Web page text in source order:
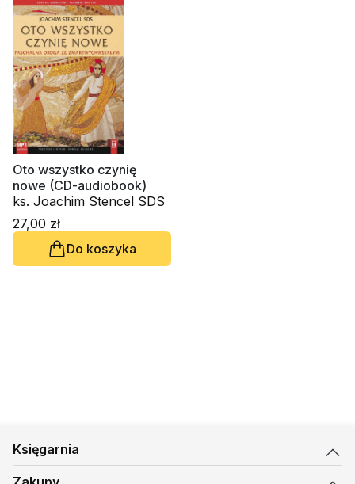
Oto wszystko czynię
nowe (CD-audiobook)
ks. Joachim Stencel SDS
27,00 zł
Do koszyka
Księgarnia